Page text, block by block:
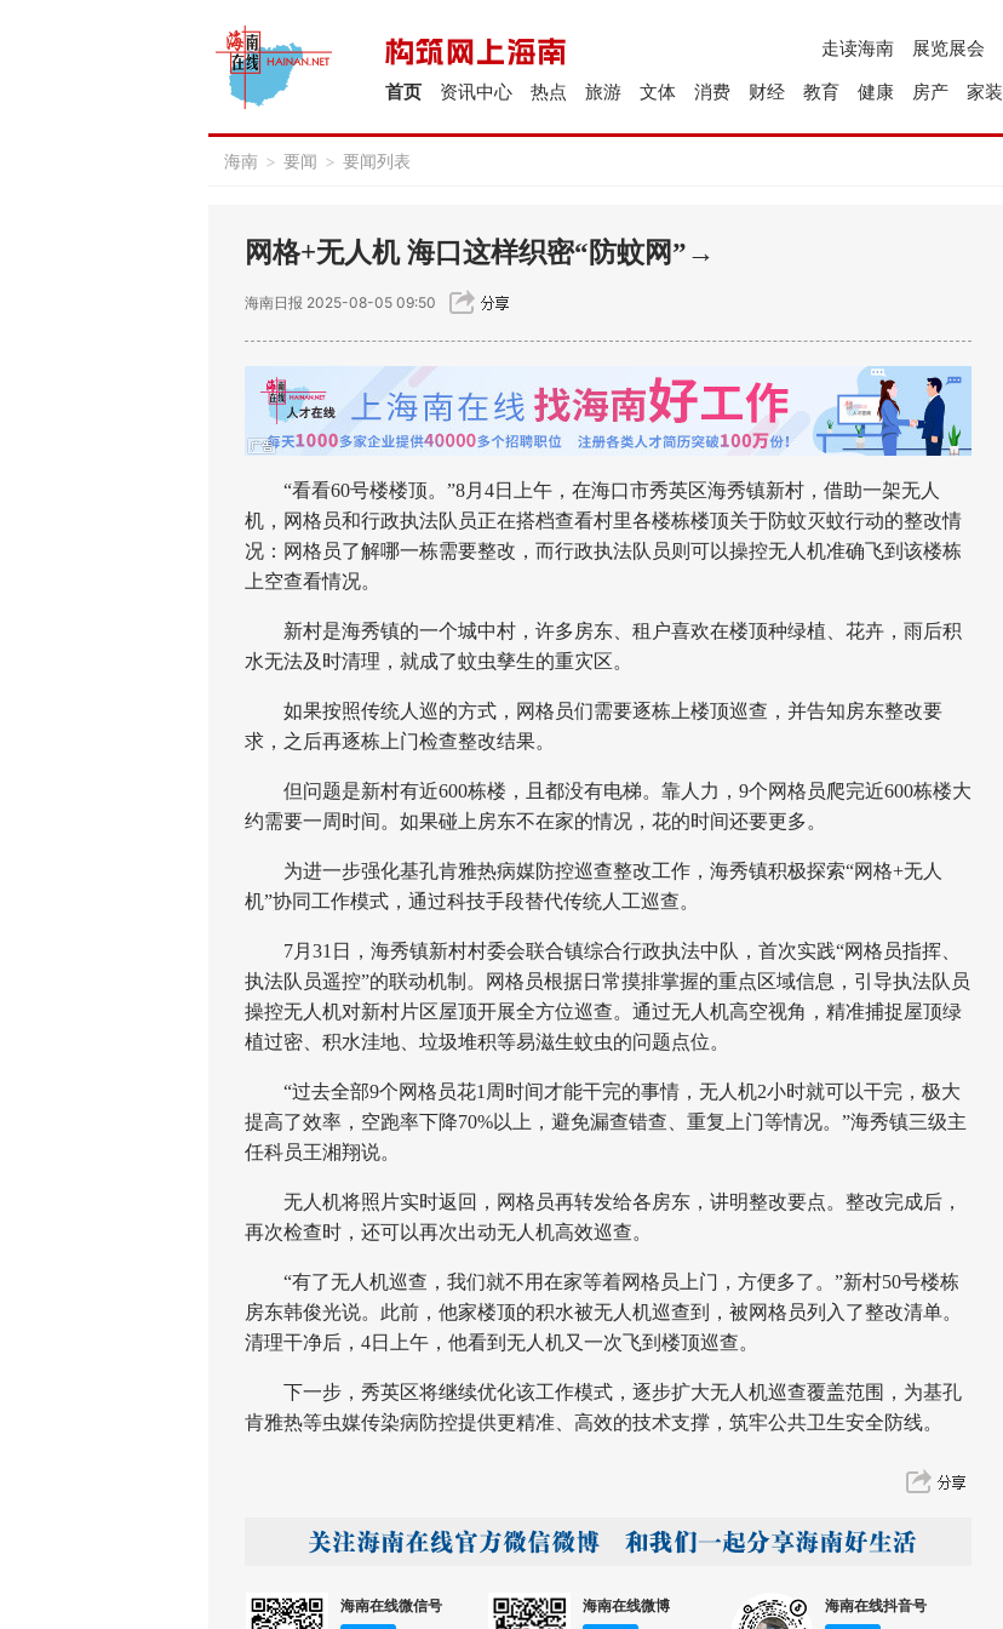
展览展会
走读海南
家装
房产
健康
教育
财经
消费
文体
旅游
热点
资讯中心
首页
海南 > 要闻 > 要闻列表
网格+无人机 海口这样织密“防蚊网”→
海南日报 2025-08-05 09:50
“看看60号楼楼顶。”8月4日上午，在海口市秀英区海秀镇新村，借助一架无人
机，网格员和行政执法队员正在搭档查看村里各楼栋楼顶关于防蚊灭蚊行动的整改情
况：网格员了解哪一栋需要整改，而行政执法队员则可以操控无人机准确飞到该楼栋
上空查看情况。
新村是海秀镇的一个城中村，许多房东、租户喜欢在楼顶种绿植、花卉，雨后积
水无法及时清理，就成了蚊虫孳生的重灾区。
如果按照传统人巡的方式，网格员们需要逐栋上楼顶巡查，并告知房东整改要
求，之后再逐栋上门检查整改结果。
但问题是新村有近600栋楼，且都没有电梯。靠人力，9个网格员爬完近600栋楼大
约需要一周时间。如果碰上房东不在家的情况，花的时间还要更多。
为进一步强化基孔肯雅热病媒防控巡查整改工作，海秀镇积极探索“网格+无人
机”协同工作模式，通过科技手段替代传统人工巡查。
7月31日，海秀镇新村村委会联合镇综合行政执法中队，首次实践“网格员指挥、
执法队员遥控”的联动机制。网格员根据日常摸排掌握的重点区域信息，引导执法队员
操控无人机对新村片区屋顶开展全方位巡查。通过无人机高空视角，精准捕捉屋顶绿
植过密、积水洼地、垃圾堆积等易滋生蚊虫的问题点位。
“过去全部9个网格员花1周时间才能干完的事情，无人机2小时就可以干完，极大
提高了效率，空跑率下降70%以上，避免漏查错查、重复上门等情况。”海秀镇三级主
任科员王湘翔说。
无人机将照片实时返回，网格员再转发给各房东，讲明整改要点。整改完成后，
再次检查时，还可以再次出动无人机高效巡查。
“有了无人机巡查，我们就不用在家等着网格员上门，方便多了。”新村50号楼栋
房东韩俊光说。此前，他家楼顶的积水被无人机巡查到，被网格员列入了整改清单。
清理干净后，4日上午，他看到无人机又一次飞到楼顶巡查。
下一步，秀英区将继续优化该工作模式，逐步扩大无人机巡查覆盖范围，为基孔
肯雅热等虫媒传染病防控提供更精准、高效的技术支撑，筑牢公共卫生安全防线。
海南在线微信号 海南在线微博 海南在线抖音号